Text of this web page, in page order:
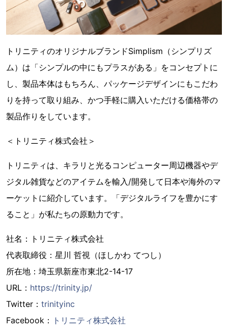
トリニティのオリジナルブランドSimplism（シンプリズ
ム）は「シンプルの中にもプラスがある」をコンセプトに
し、製品本体はもちろん、パッケージデザインにもこだわ
りを持って取り組み、かつ手軽に購入いただける価格帯の
製品作りをしています。
＜トリニティ株式会社＞
トリニティは、キラリと光るコンピューター周辺機器やデ
ジタル雑貨などのアイテムを輸入/開発して日本や海外のマ
ーケットに紹介しています。「デジタルライフを豊かにす
ること」が私たちの原動力です。
社名：トリニティ株式会社
代表取締役：星川 哲視（ほしかわ てつし）
所在地：埼玉県新座市東北2-14-17
URL： https://trinity.jp/
Twitter： trinityinc
Facebook：
トリニティ株式会社